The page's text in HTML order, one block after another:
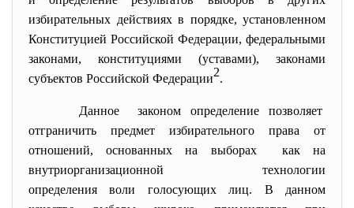
избирательных действиях в порядке, установленном
Конституцией Российской Федерации, федеральными
законами, конституциями (уставами), законами
субъектов Российской Федерации2.
Данное законом определение позволяет
отграничить предмет избирательного права от
отношений, основанных на выборах как на
внутриорганизационной технологии
определения воли голосующих лиц. В данном